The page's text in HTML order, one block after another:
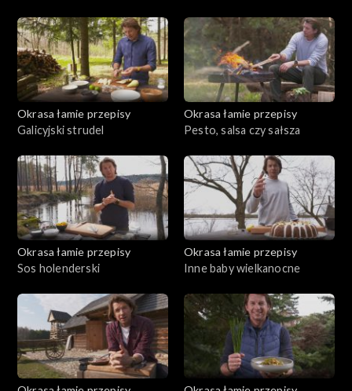
Okrasa łamie przepisy
Galicyjski strudel
Okrasa łamie przepisy
Pesto, salsa czy sałsza
Okrasa łamie przepisy
Sos holenderski
Okrasa łamie przepisy
Inne baby wielkanocne